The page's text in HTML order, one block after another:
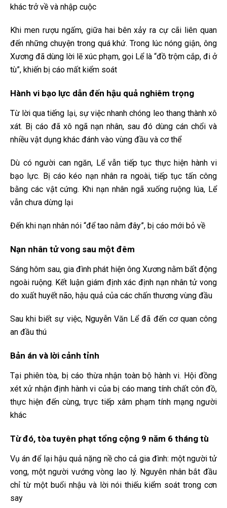
khác trở về và nhập cuộc
Khi men rượu ngấm, giữa hai bên xảy ra cự cãi liên quan
đến những chuyện trong quá khứ. Trong lúc nóng giận, ông
Xương đã dùng lời lẽ xúc phạm, gọi Lể là “đồ trộm cắp, đi ở
tù”, khiến bị cáo mất kiểm soát
Hành vi bạo lực dẫn đến hậu quả nghiêm trọng
Từ lời qua tiếng lại, sự việc nhanh chóng leo thang thành xô
xát. Bị cáo đã xô ngã nạn nhân, sau đó dùng cán chổi và
nhiều vật dụng khác đánh vào vùng đầu và cơ thể
Dù có người can ngăn, Lể vẫn tiếp tục thực hiện hành vi
bạo lực. Bị cáo kéo nạn nhân ra ngoài, tiếp tục tấn công
bằng các vật cứng. Khi nạn nhân ngã xuống ruộng lúa, Lể
vẫn chưa dừng lại
Đến khi nạn nhân nói “để tao nằm đây”, bị cáo mới bỏ về
Nạn nhân tử vong sau một đêm
Sáng hôm sau, gia đình phát hiện ông Xương nằm bất động
ngoài ruộng. Kết luận giám định xác định nạn nhân tử vong
do xuất huyết não, hậu quả của các chấn thương vùng đầu
Sau khi biết sự việc, Nguyễn Văn Lể đã đến cơ quan công
an đầu thú
Bản án và lời cảnh tỉnh
Tại phiên tòa, bị cáo thừa nhận toàn bộ hành vi. Hội đồng
xét xử nhận định hành vi của bị cáo mang tính chất côn đồ,
thực hiện đến cùng, trực tiếp xâm phạm tính mạng người
khác
Từ đó, tòa tuyên phạt tổng cộng 9 năm 6 tháng tù
Vụ án để lại hậu quả nặng nề cho cả gia đình: một người tử
vong, một người vướng vòng lao lý. Nguyên nhân bắt đầu
chỉ từ một buổi nhậu và lời nói thiếu kiểm soát trong cơn
say